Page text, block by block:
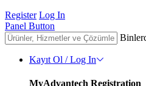
Register Log In
Panel Button
Kayıt Ol / Log In
MyAdvantech Registration